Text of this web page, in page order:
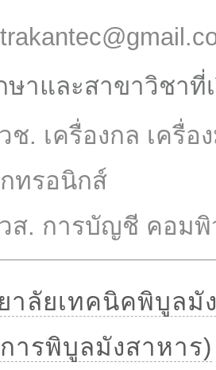
ษาและสาขาวิชาที่
ช. เครื่องกล เครื่
ทรอนิกส์
ส. การบัญชี คอมพิ
าลัยเทคนิคพิบูลมั
ารพิบูลมังสาหาร)